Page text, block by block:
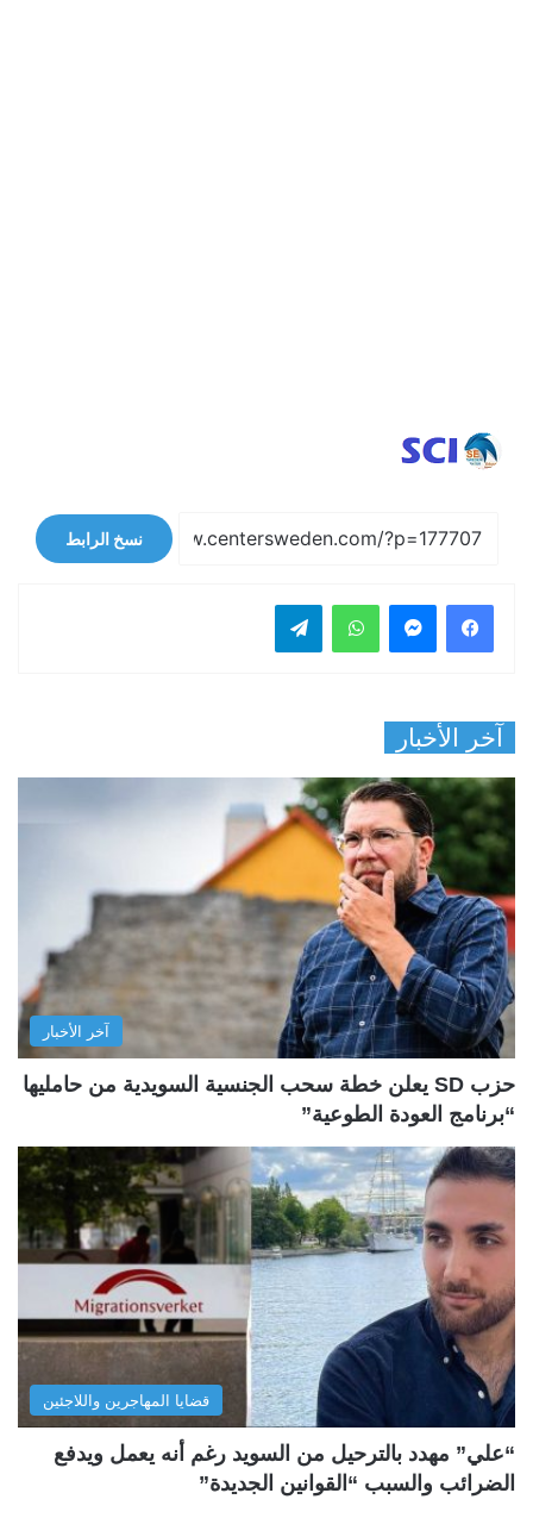
نسخ الرابط
فيسبوك واتساب
آخر الأخبار
آخر الأخبار
حزب SD يعلن خطة سحب الجنسية السويدية من حامليها
“برنامج العودة الطوعية”
قضايا المهاجرين واللاجئين
“علي” مهدد بالترحيل من السويد رغم أنه يعمل ويدفع
الضرائب والسبب “القوانين الجديدة”